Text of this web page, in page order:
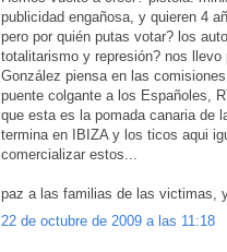
publicidad engañosa, y quieren 4
pero por quién putas votar? los
totalitarismo y represión? nos
González piensa en las
puente colgante a los Españoles,
que esta es la pomada canaria de
termina en IBIZA y los ticos aqui
comercializar estos...
paz a las familias de las victimas,
22 de octubre de 2009 a las 11:18